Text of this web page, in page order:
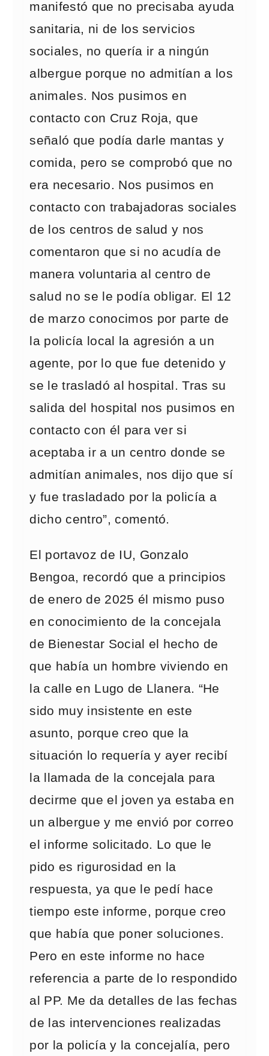
manifestó que no precisaba ayuda
sanitaria, ni de los servicios
sociales, no quería ir a ningún
albergue porque no admitían a los
animales. Nos pusimos en
contacto con Cruz Roja, que
señaló que podía darle mantas y
comida, pero se comprobó que no
era necesario. Nos pusimos en
contacto con trabajadoras sociales
de los centros de salud y nos
comentaron que si no acudía de
manera voluntaria al centro de
salud no se le podía obligar. El 12
de marzo conocimos por parte de
la policía local la agresión a un
agente, por lo que fue detenido y
se le trasladó al hospital. Tras su
salida del hospital nos pusimos en
contacto con él para ver si
aceptaba ir a un centro donde se
admitían animales, nos dijo que sí
y fue trasladado por la policía a
dicho centro”, comentó.
El portavoz de IU, Gonzalo
Bengoa, recordó que a principios
de enero de 2025 él mismo puso
en conocimiento de la concejala
de Bienestar Social el hecho de
que había un hombre viviendo en
la calle en Lugo de Llanera. “He
sido muy insistente en este
asunto, porque creo que la
situación lo requería y ayer recibí
la llamada de la concejala para
decirme que el joven ya estaba en
un albergue y me envió por correo
el informe solicitado. Lo que le
pido es rigurosidad en la
respuesta, ya que le pedí hace
tiempo este informe, porque creo
que había que poner soluciones.
Pero en este informe no hace
referencia a parte de lo respondido
al PP. Me da detalles de las fechas
de las intervenciones realizadas
por la policía y la concejalía, pero